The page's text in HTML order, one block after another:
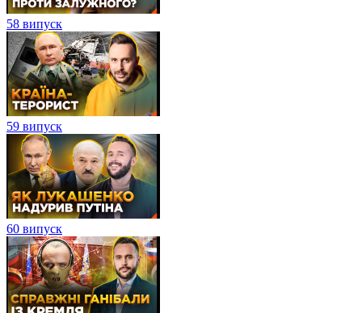
58 випуск
59 випуск
60 випуск